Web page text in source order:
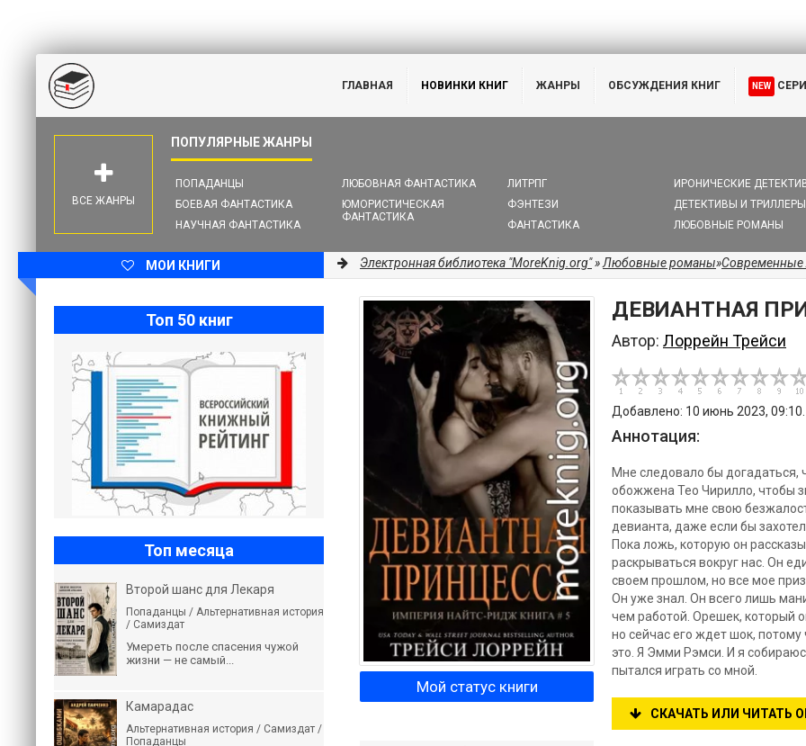
ГЛАВНАЯ НОВИНКИ КНИГ ЖАНРЫ ОБСУЖДЕНИЯ КНИГ NEW
ПОПАДАНЦЫ
БОЕВАЯ ФАНТАСТИКА
НАУЧНАЯ ФАНТАСТИКА
ЛЮБОВНАЯ ФАНТАСТИКА
ЮМОРИСТИЧЕСКАЯ
ФАНТАСТИКА
ЛИТРПГ
ФЭНТЕЗИ
ФАНТАСТИКА
ИРОНИЧЕСКИЕ
ДЕТЕКТИВЫ И ТРИЛЛЕРЫ
ЛЮБОВНЫЕ РОМАНЫ
ВСЕ ЖАНРЫ
МОИ КНИГИ Электронная библиотека "MoreKnig.org"»Любовные романы»
ДЕВИАНТНАЯ
Автор: Лоррейн Трейси
Добавлено: 10 июнь 2023,
Аннотация:
Мне следовало бы догадаться,
обожжена Тео Чирилло, чтобы
показывать мне свою
девианта, даже если бы
Пока ложь, которую он
раскрываться вокруг нас. Он
своем прошлом, но все мое
Он уже знал. Он всего лишь
чем работой. Орешек, который
но сейчас его ждет шок,
это. Я Эмми Рэмси. И я
пытался играть со мной.
СКАЧАТЬ ИЛИ ЧИТАТЬ
Мой статус книги
Топ 50 книг
Топ месяца
Второй шанс для Лекаря
Попаданцы / Альтернативная история
/ Самиздат
Умереть после спасения чужой
жизни — не самый...
Камарадас
Альтернативная история / Самиздат /
Попаданцы